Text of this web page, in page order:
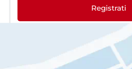
Registrati